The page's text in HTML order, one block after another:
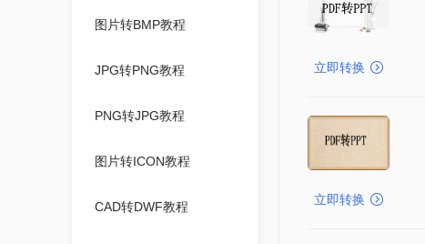
图片转BMP教程
JPG转PNG教程
PNG转JPG教程
图片转ICON教程
CAD转DWF教程
立即转换
立即转换